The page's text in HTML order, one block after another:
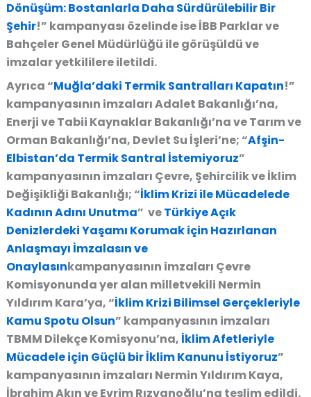
Dönüşüm: Bostanlarla Daha Sürdürülebilir Bir
Şehir!” kampanyası özelinde ise İBB Parklar ve
Bahçeler Genel Müdürlüğü ile görüşüldü ve
imzalar yetkililere iletildi.
Ayrıca “Muğla’daki Termik Santralları Kapatın!”
kampanyasının imzaları Adalet Bakanlığı’na,
Enerji ve Tabii Kaynaklar Bakanlığı’na ve Tarım ve
Orman Bakanlığı’na, Devlet Su İşleri’ne; “Afşin-
Elbistan’da Termik Santral İstemiyoruz”
kampanyasının imzaları Çevre, Şehircilik ve İklim
Değişikliği Bakanlığı; “İklim Krizi ile Mücadelede
Kadının Adını Unutma” veTürkiye Açık
Denizlerdeki Yaşamı Korumak için Hazırlanan
Anlaşmayı İmzalasın ve
Onaylasınkampanyasının imzaları Çevre
Komisyonunda yer alan milletvekili Nermin
Yıldırım Kara’ya, “İklim Krizi Bilimsel Gerçekleriyle
Kamu Spotu Olsun” kampanyasının imzaları
TBMM Dilekçe Komisyonu’na, İklim Afetleriyle
Mücadele için Güçlü bir İklim Kanunu İstiyoruz”
kampanyasının imzaları Nermin Yıldırım Kaya,
İbrahim Akın ve Evrim Rızvanoğlu’na teslim edildi.